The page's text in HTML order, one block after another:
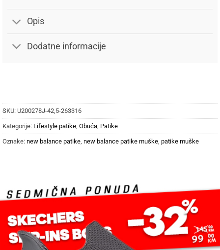
Opis
Dodatne informacije
SKU: U200278J-42,5-263316
Kategorije: Lifestyle patike Obuća Patike
Oznake: new balance patike new balance patike muške patike muške